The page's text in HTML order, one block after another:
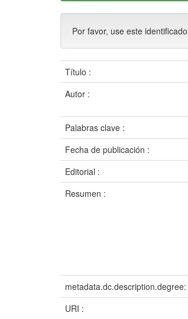
Por favor, use este
Título :
Autor :
Palabras clave :
Fecha de publicación :
Editorial :
Resumen :
metadata.dc.description.degree:
URI :